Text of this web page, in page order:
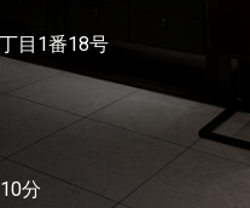
目1番18号
分